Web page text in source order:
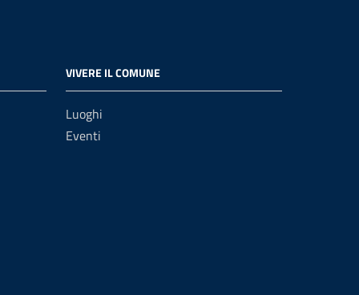
VIVERE IL COMUNE
Luoghi
Eventi